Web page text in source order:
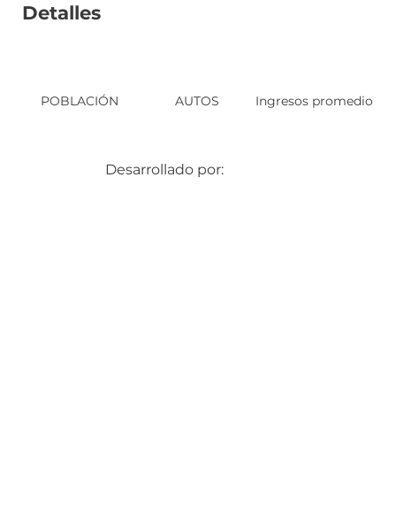
Ingresos promedio
AUTOS
POBLACIÓN
Detalles
Desarrollado por: